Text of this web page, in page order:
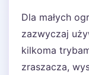
Dla małych
zazwyczaj
kilkoma
zraszacza,